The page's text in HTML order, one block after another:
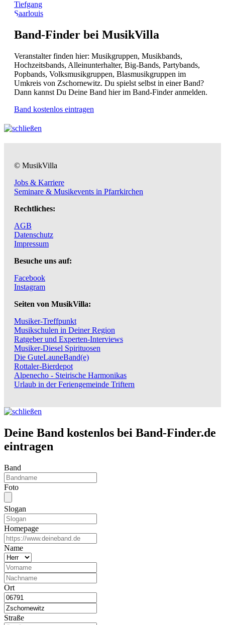
Tiefgang
Saarlouis
Band-Finder bei MusikVilla
Veranstalter finden hier: Musikgruppen, Musikbands,
Hochzeitsbands, Alleinunterhalter, Big-Bands, Partybands,
Popbands, Volksmusikgruppen, Blasmusikgruppen im
Umkreis von Zschornewitz. Du spielst selbst in einer Band?
Dann kannst Du Deine Band hier im Band-Finder anmelden.
Band kostenlos eintragen
© MusikVilla
Jobs & Karriere
Seminare & Musikevents in Pfarrkirchen
Rechtliches:
AGB
Datenschutz
Impressum
Besuche uns auf:
Facebook
Instagram
Seiten von MusikVilla:
Musiker-Treffpunkt
Musikschulen in Deiner Region
Ratgeber und Experten-Interviews
Musiker-Diesel Spirituosen
Die GuteLauneBand(e)
Rottaler-Bierdepot
Alpenecho - Steirische Harmonikas
Urlaub in der Feriengemeinde Triftern
Deine Band kostenlos bei Band-Finder.de
eintragen
Band
Foto
Slogan
Homepage
Name
Ort
Straße